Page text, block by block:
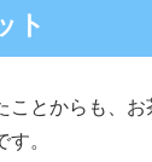
ト
ことからも、
。